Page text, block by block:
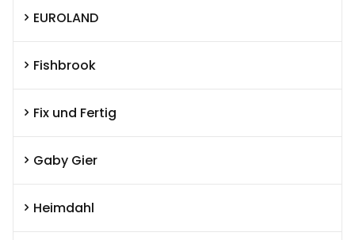
EUROLAND
Fishbrook
Fix und Fertig
Gaby Gier
Heimdahl